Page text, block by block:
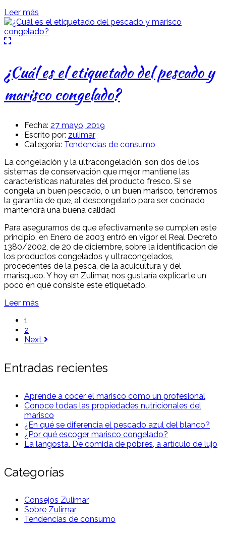
Leer más
¿Cuál es el etiquetado del pescado y
marisco congelado?
Fecha: 27 mayo, 2019
Escrito por: zulimar
Categoría: Tendencias de consumo
La congelación y la ultracongelación, son dos de los
sistemas de conservación que mejor mantiene las
características naturales del producto fresco. Si se
congela un buen pescado, o un buen marisco, tendremos
la garantía de que, al descongelarlo para ser cocinado
mantendrá una buena calidad
Para asegurarnos de que efectivamente se cumplen este
principio, en Enero de 2003 entró en vigor el Real Decreto
1380/2002, de 20 de diciembre, sobre la identificación de
los productos congelados y ultracongelados,
procedentes de la pesca, de la acuicultura y del
marisqueo. Y hoy en Zulimar, nos gustaría explicarte un
poco en qué consiste este etiquetado.
Leer más
1
2
Next
Entradas recientes
Aprende a cocer el marisco como un profesional
Conoce todas las propiedades nutricionales del
marisco
¿En qué se diferencia el pescado azul del blanco?
¿Por qué escoger marisco congelado?
La langosta. De comida de pobres, a artículo de lujo
Categorías
Consejos Zulimar
Sobre Zulimar
Tendencias de consumo